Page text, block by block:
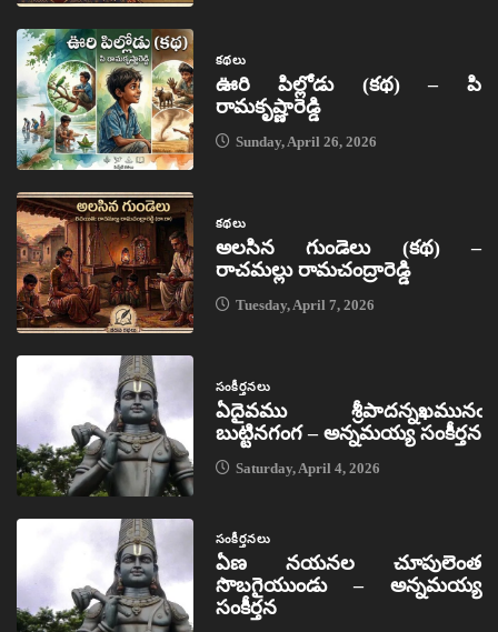
కథలు
ఊరి పిల్లోడు (కథ) – పి
రామకృష్ణారెడ్డి
Sunday, April 26, 2026
కథలు
అలసిన గుండెలు (కథ) –
రాచమల్లు రామచంద్రారెడ్డి
Tuesday, April 7, 2026
సంకీర్తనలు
ఏదైవము శ్రీపాదన్నఖమునఁ
బుట్టినగంగ – అన్నమయ్య సంకీర్తన
Saturday, April 4, 2026
సంకీర్తనలు
ఏణ నయనల చూపులెంత
సొబగైయుండు – అన్నమయ్య
సంకీర్తన